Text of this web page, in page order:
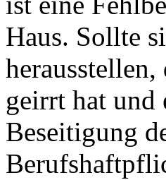
Haus. Sollte
geirrt hat und
Beseitigung